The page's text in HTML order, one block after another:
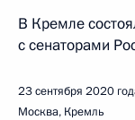
В Кремле
с сенаторами
23 сентября 2020
Москва, Кремль